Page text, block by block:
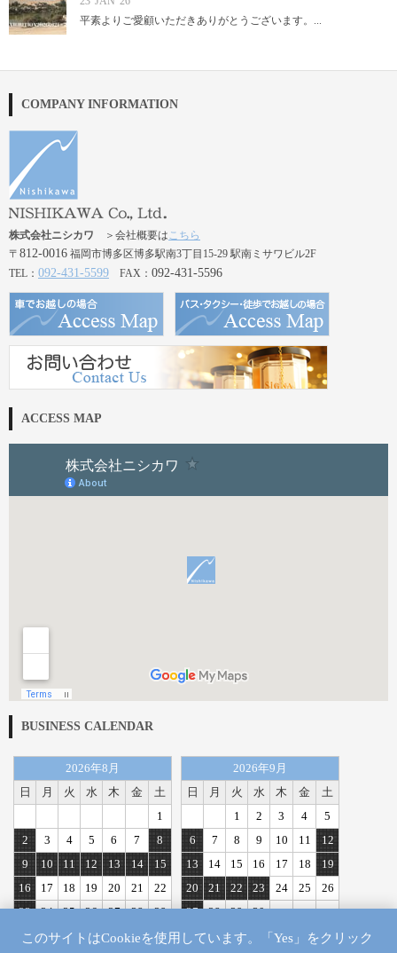
平素よりご愛顧いただきありがとうございます。...
COMPANY INFORMATION
株式会社ニシカワ ＞会社概要はこちら
〒 812-0016 福岡市博多区博多駅南3丁目15-29 駅南ミサワビル2F
TEL： 092-431-5599 FAX： 092-431-5596
ACCESS MAP
BUSINESS CALENDAR
2026年8月
日
月 火 水 木 金
土
1
2
3 4 5 6 7
8
9
10 11 12 13 14
15
16
17 18 19 20 21
22
23
24 25 26 27 28
29
30
31
2026年9月
日
月 火 水 木 金
土
1
2 3 4
5
6
7 8 9 10 11
12
13
14 15 16 17 18
19
20
21 22 23 24 25
26
27
28 29 30
定休日
このサイトはCookieを使用しています。「Yes」をクリック